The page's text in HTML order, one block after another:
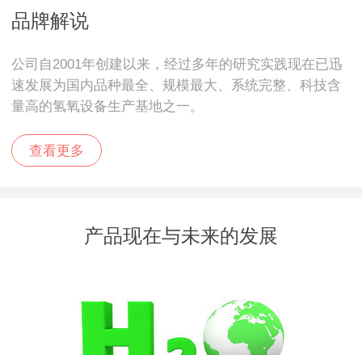
品牌解说
公司自2001年创建以来，经过多年的研究实践现在已迅
速发展为国内品种最全、规模最大、系统完整、科技含
量高的氢氧设备生产基地之一。
查看更多
产品现在与未来的发展